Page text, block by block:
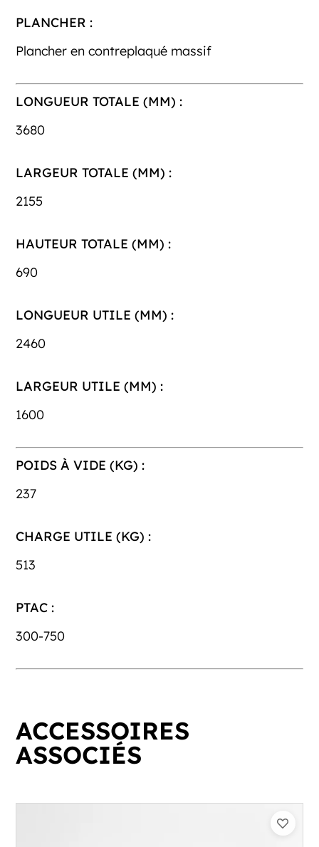
PLANCHER :
Plancher en contreplaqué massif
LONGUEUR TOTALE (MM) :
3680
LARGEUR TOTALE (MM) :
2155
HAUTEUR TOTALE (MM) :
690
LONGUEUR UTILE (MM) :
2460
LARGEUR UTILE (MM) :
1600
POIDS À VIDE (KG) :
237
CHARGE UTILE (KG) :
513
PTAC :
300-750
ACCESSOIRES
ASSOCIÉS